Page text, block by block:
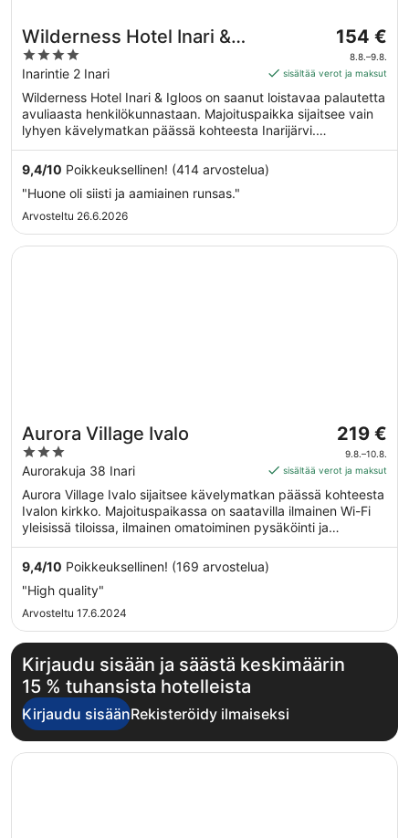
Wilderness Hotel Inari &
Igloos
4
out
of
5
Inarintie 2 Inari
Hinta
on
154 €
per
yö
ajalle
154 €
8.8.–9.8.
sisältää verot ja maksut
Wilderness Hotel Inari & Igloos on saanut loistavaa palautetta
avuliaasta henkilökunnastaan. Majoituspaikka sijaitsee vain
lyhyen kävelymatkan päässä kohteesta Inarijärvi.
Majoituspaikka tarjoaa asiakkaille esimerkiksi ilmaisen
aamiaisen, ilmaisen Wi-Fi-yhteyden yleisissä tiloissa ja
ilmaisen omatoimisen pysäköinnin.
9,4/10 Poikkeuksellinen! (414 arvostelua)
"Huone oli siisti ja aamiainen runsas."
Arvosteltu 26.6.2026
Aurora Village Ivalo
3
out
of
5
Aurorakuja 38 Inari
Hinta
on
219 €
per
yö
219 €
9.8.–10.8.
sisältää verot ja maksut
Aurora Village Ivalo sijaitsee kävelymatkan päässä kohteesta
Ivalon kirkko. Majoituspaikassa on saatavilla ilmainen Wi-Fi
yleisissä tiloissa, ilmainen omatoiminen pysäköinti ja
ravintola.
9,4/10 Poikkeuksellinen! (169 arvostelua)
"High quality"
Arvosteltu 17.6.2024
Avautuu uuteen ikkunaan
Aurora Village Ivalo
Kirjaudu sisään ja säästä keskimäärin
15 % tuhansista hotelleista
Kirjaudu sisäänRekisteröidy ilmaiseksi
Avautuu uuteen ikkunaan
Hotelli Korpikartano